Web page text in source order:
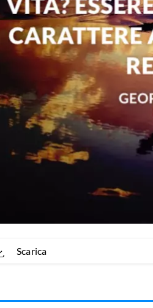
Scarica